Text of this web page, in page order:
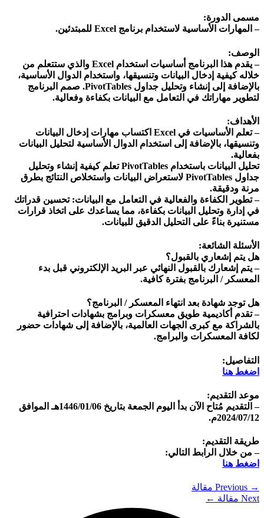
مسمى الدورة:
– المهارات الأساسية لاستخدام برنامج Excel للمبتدئين.
الوصف:
– يقدم هذا البرنامج أساسيات استخدام Excel والذي ستتعلم من
خلاله كيفية إدخال البيانات وتنسيقها، واستخدام الدوال الأساسية،
بالإضافة إلى إنشاء وتحليل جداول PivotTables. صمم البرنامج
لتطوير مهاراتك في التعامل مع البيانات بكفاءة وفعالية.
الأهداف:
– تعلم الأساسيات في Excel اكتساب مهارات إدخال البيانات
وتنسيقها، بالإضافة إلى استخدام الدوال الأساسية لتحليل البيانات
بفعالية.
تحليل البيانات باستخدام PivotTables تعلم كيفية إنشاء وتحليل
جداول PivotTables لاستعراض البيانات واستخلاص النتائج بطرق
مرنة ودقيقة.
– تطوير الكفاءة والفعالية في التعامل مع البيانات: تحسين قدراتك
في إدارة وتحليل البيانات بكفاءة، مما يساعدك على اتخاذ قرارات
مستنيرة بناءً على التحليل الدقيق للبيانات.
الأسئلة الشائعة:
هل يتم إشعاري بالقبول؟
– يتم إشعارك بالقبول النهائي عبر البريد الإلكتروني قبل بدء
المعسكر / البرنامج بفترة كافية.
هل توجد شهادة بعد انتهاء المعسكر / البرنامج؟
– تقدم أكاديمية طويق معسكرات وبرامج بشهادات احترافية
بالشراكة مع كبرى الجهات العالمية، بالإضافة إلى شهادات حضور
لكافة المعسكرات والبرامج.
التفاصيل:
اضغط هنا
موعد التقديم:
– التقديم مُتاح الآن بدأ اليوم الجمعة بتاريخ 1446/01/06هـ الموافق
2024/07/12م.
طريقة التقديم:
– من خلال الرابط التالي:
اضغط هنا
→
Next مقالة
←